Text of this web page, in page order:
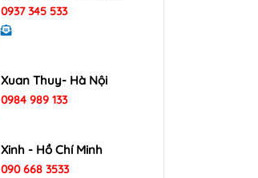
0937 345 533
Xuan Thuy- Hà Nội
0984 989 133
Xinh - Hồ Chí Minh
090 668 3533